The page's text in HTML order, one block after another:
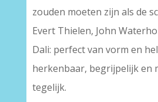
zouden moeten zijn als de
Evert Thielen, John
Dali: perfect van vorm en
herkenbaar, begrijpelijk en
tegelijk.